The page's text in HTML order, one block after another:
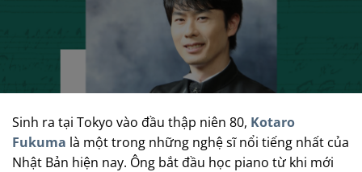
Sinh ra tại Tokyo vào đầu thập niên 80, Kotaro
Fukuma là một trong những nghệ sĩ nổi tiếng nhất của
Nhật Bản hiện nay. Ông bắt đầu học piano từ khi mới